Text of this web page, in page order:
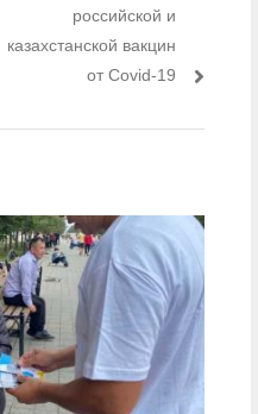
российской и
казахстанской вакцин
от Covid-19